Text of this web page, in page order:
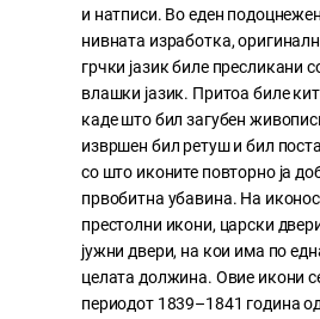
и натписи. Во еден
нивната изработка,
грчки јазик биле пресликани
влашки јазик. Притоа биле
каде што бил загубен
извршен бил ретуш и бил
со што иконите повторно ја
првобитна убавина. На
престолни икони, царски
јужни двери, на кои има по
целата должина. Овие икони
периодот 1839–1841 година